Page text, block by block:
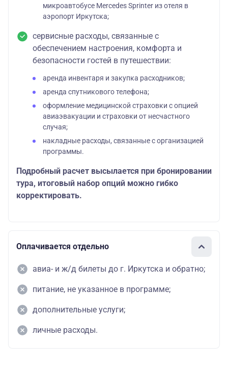
микроавтобусе Mercedes Sprinter из отеля в
аэропорт Иркутска;
сервисные расходы, связанные с
обеспечением настроения, комфорта и
безопасности гостей в путешествии:
аренда инвентаря и закупка расходников;
аренда спутникового телефона;
оформление медицинской страховки с опцией
авиаэвакуации и страховки от несчастного
случая;
накладные расходы, связанные с организацией
программы.
Подробный расчет высылается при бронировании
тура, итоговый набор опций можно гибко
корректировать.
Оплачивается отдельно
авиа- и ж/д билеты до г. Иркутска и обратно;
питание, не указанное в программе;
дополнительные услуги;
личные расходы.